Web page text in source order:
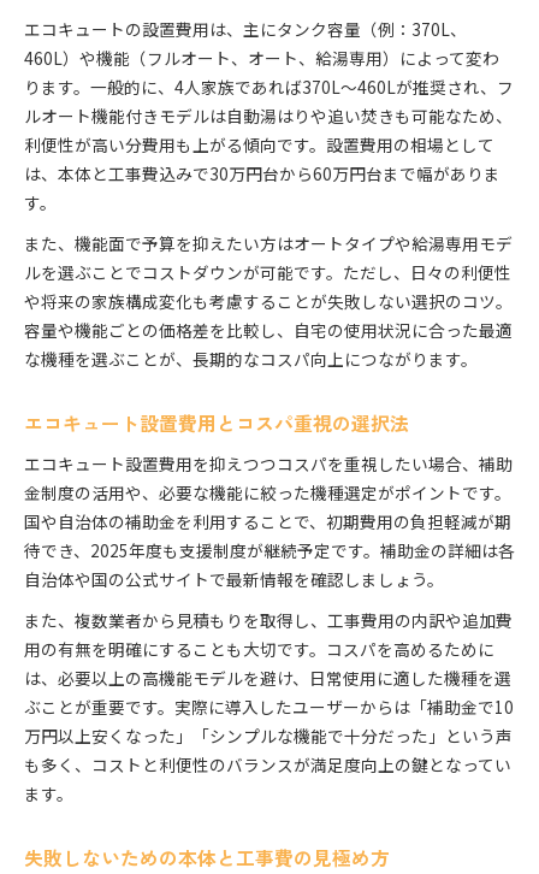
エコキュートの設置費用は、主にタンク容量（例：370L、
460L）や機能（フルオート、オート、給湯専用）によって変わ
ります。一般的に、4人家族であれば370L〜460Lが推奨され、フ
ルオート機能付きモデルは自動湯はりや追い焚きも可能なため、
利便性が高い分費用も上がる傾向です。設置費用の相場として
は、本体と工事費込みで30万円台から60万円台まで幅がありま
す。
また、機能面で予算を抑えたい方はオートタイプや給湯専用モデ
ルを選ぶことでコストダウンが可能です。ただし、日々の利便性
や将来の家族構成変化も考慮することが失敗しない選択のコツ。
容量や機能ごとの価格差を比較し、自宅の使用状況に合った最適
な機種を選ぶことが、長期的なコスパ向上につながります。
エコキュート設置費用とコスパ重視の選択法
エコキュート設置費用を抑えつつコスパを重視したい場合、補助
金制度の活用や、必要な機能に絞った機種選定がポイントです。
国や自治体の補助金を利用することで、初期費用の負担軽減が期
待でき、2025年度も支援制度が継続予定です。補助金の詳細は各
自治体や国の公式サイトで最新情報を確認しましょう。
また、複数業者から見積もりを取得し、工事費用の内訳や追加費
用の有無を明確にすることも大切です。コスパを高めるために
は、必要以上の高機能モデルを避け、日常使用に適した機種を選
ぶことが重要です。実際に導入したユーザーからは「補助金で10
万円以上安くなった」「シンプルな機能で十分だった」という声
も多く、コストと利便性のバランスが満足度向上の鍵となってい
ます。
失敗しないための本体と工事費の見極め方